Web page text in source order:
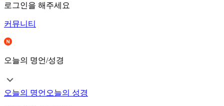
로그인을 해주세요
커뮤니티
오늘의 명언/성경
오늘의 명언 오늘의 성경